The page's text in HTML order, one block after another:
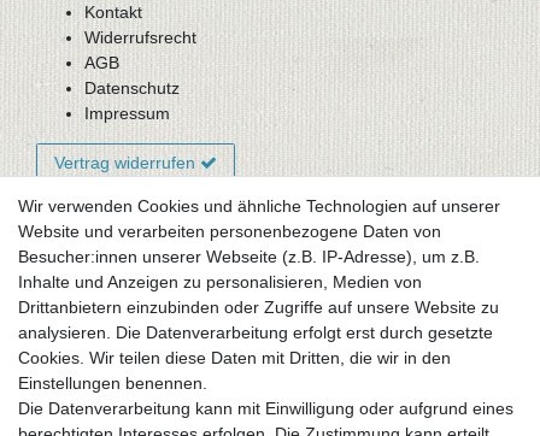
Kontakt
Widerrufsrecht
AGB
Datenschutz
Impressum
Vertrag widerrufen
Newsletter-Anmeldung
FAQ / Fragen
Mein Warenkorb
Mein Merkzettel
Mein Konto
UNSER LADENGESCHÄFT
Gottlieb-Daimler-Str. 10
Wir verwenden Cookies und ähnliche Technologien auf unserer
Website und verarbeiten personenbezogene Daten von
Besucher:innen unserer Webseite (z.B. IP-Adresse), um z.B.
Inhalte und Anzeigen zu personalisieren, Medien von
Drittanbietern einzubinden oder Zugriffe auf unsere Website zu
analysieren. Die Datenverarbeitung erfolgt erst durch gesetzte
Cookies. Wir teilen diese Daten mit Dritten, die wir in den
Einstellungen benennen.
Die Datenverarbeitung kann mit Einwilligung oder aufgrund eines